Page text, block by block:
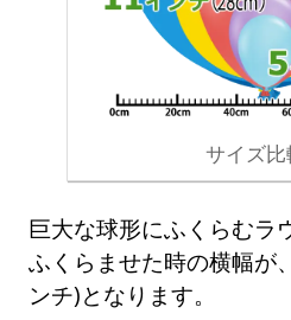
サイズ比
巨大な球形にふくらむラ
ふくらませた時の横幅が
ンチ)となります。